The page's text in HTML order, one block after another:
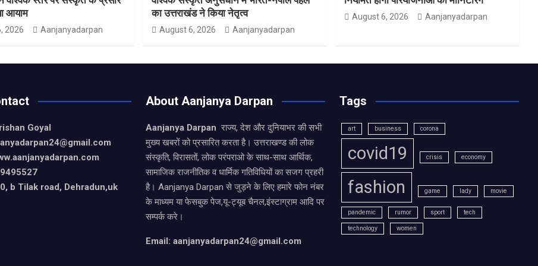
आयाम
2026 Aanjanyadarpan
का उत्तराखंड ने किया नेतृत्व
August 6, 2026 Aanjanyadarpan
August 6, 2026 Aanjanyadarpan
Goyal
b Tilak road, Dehradun,uk
About Aanjanya Darpan
Aanjanya Darpan राज्य, देश और दुनियाभर की सभी
मुख्य खबरों को प्रसारित करता है। उत्तराखण्ड की लोक
संस्कृति, विरासतों, लोक परंपराओ के साथ-साथ आर्थिक,
सामाजिक राजनीतिक व धार्मिक गतिविधियों का सजग प्रहरी
है। Aanjanya Darpan से जुड़ने के लिए हमारे फोन नंबर
के माध्यम या फेसबुक पेज,यू-ट्यूब चैनल,इंस्टाग्राम आदि पर
सम्पर्क करे।
Email: aanjanyadarpan24@gmail.com
Tags
art business corona
covid19 crisis economy
fashion game lady movie
pandemic rumor sport tech
technology women